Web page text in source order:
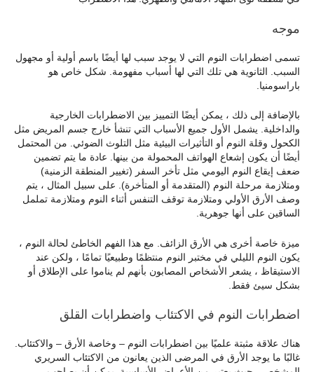
موجه
تسمى اضطرابات النوم التي لا يوجد سبب لها أيضًا باسم أولية أو مجهول
السبب. الثانوية هي تلك التي لها أسباب مفهومة. شكل خاص هو
باراسومنيا.
بالإضافة إلى ذلك ، يمكن أيضًا التمييز بين الاضطرابات الخارجية
والداخلية. يشمل الأول جميع الأسباب التي تنشأ خارج جسم المريض مثل
الكحول وقلة النوم أو التأثيرات البيئية مثل التلوث الضوئي. من المحتمل
أيضًا أن يكون إشعاع الهواتف المحمولة من بينها. عادة ما يتم تضمين
ضعف إيقاع النوم اليومي مثل تأخر السفر (تغيير المنطقة الزمنية)
ومتلازمة مرحلة النوم (المتقدمة أو المتأخرة). على سبيل المثال ، يتم
وصف الأرق الأولي ومتلازمة توقف التنفس أثناء النوم ومتلازمة تململ
الساقين على أنها جوهرية.
ميزة خاصة أخرى هي الأرق الزائف. مع هذا الفهم الخاطئ لحالة النوم ،
يكون النوم الليلي في مختبر النوم منتظمًا وطبيعيًا تمامًا ، ولكن عند
الاستيقاظ ، يشعر الأشخاص المصابون بأنهم لم يناموا على الإطلاق أو
بشكل سيئ فقط.
اضطرابات النوم في الاكتئاب واضطرابات القلق
هناك علاقة مثبتة علميًا بين اضطرابات النوم – وخاصة الأرق – والاكتئاب.
غالبًا ما يوجد الأرق في المرضى الذين يعانون من الاكتئاب السريري